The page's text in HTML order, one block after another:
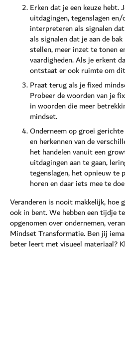
Erken dat je een keuze hebt.
uitdagingen, tegenslagen
interpreteren als signalen
als signalen dat je aan de
stellen, meer inzet te tonen
vaardigheden. Als je erkent
ontstaat er ook ruimte om
Praat terug als je fixed
Probeer de woorden van je
in woorden die meer
mindset.
Onderneem op groei
en herkennen van de
het handelen vanuit een
uitdagingen aan te gaan,
tegenslagen, het opnieuw te
horen en daar iets mee te
Veranderen is nooit makkelijk, hoe
ook in bent. We hebben een tijdje
opgenomen over ondernemen,
Mindset Transformatie. Ben jij
beter leert met visueel materiaal?